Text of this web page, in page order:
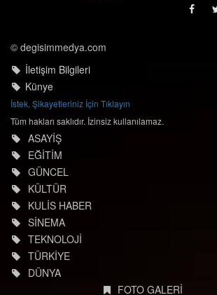
© degisimmedya.com
İletişim Bilgileri
Künye
İstek, Şikayetleriniz İçin Tıklayın
Tüm hakları saklıdır. İzinsiz kullanılamaz.
ASAYİŞ
EĞİTİM
GÜNCEL
KÜLTÜR
KULİS HABER
SİNEMA
TEKNOLOJİ
TÜRKİYE
DÜNYA
FOTO GALERİ